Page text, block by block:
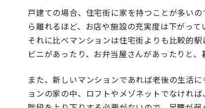
戸建ての場合、住宅街に家を持つことが多い
ら離れるほど、お店や施設の充実度は下がって
それに比べマンションは住宅街よりも比較的
ビニがあったり、お弁当屋さんがあったりと
また、新しいマンションであれば老後の生活
ョンの家の中、ロフトやメゾネットでなけれ